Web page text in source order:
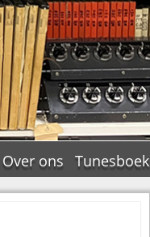
Over ons Tunesboek